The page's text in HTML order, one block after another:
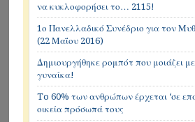
να κυκλοφορήσει το… 2115!
1ο Πανελλαδικό Συνέδριο για τον
(22 Μαΐου 2016)
Δημιουργήθηκε ρομπότ που μοιάζει
γυναίκα!
To 60% των ανθρώπων έρχεται ‘σε
οικεία πρόσωπά τους